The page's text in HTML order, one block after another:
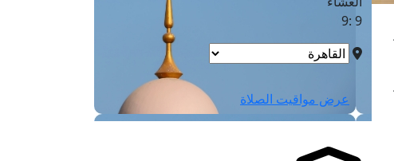
9 :9
عرض مواقيت الصلاة